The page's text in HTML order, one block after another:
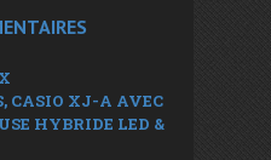
CASIO XJ-A AVEC
HYBRIDE LED &